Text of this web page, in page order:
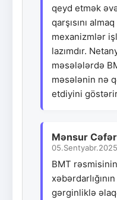
qeyd etmək
qarşısını
mexanizmlər
lazımdır.
məsələlərdə
məsələnin nə
etdiyini
Mənsur
BMT
gərginliklə